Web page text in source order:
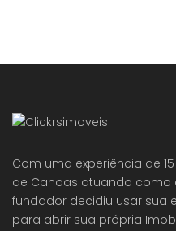
Com uma experiência de
de Canoas atuando como
fundador decidiu usar sua
para abrir sua própria